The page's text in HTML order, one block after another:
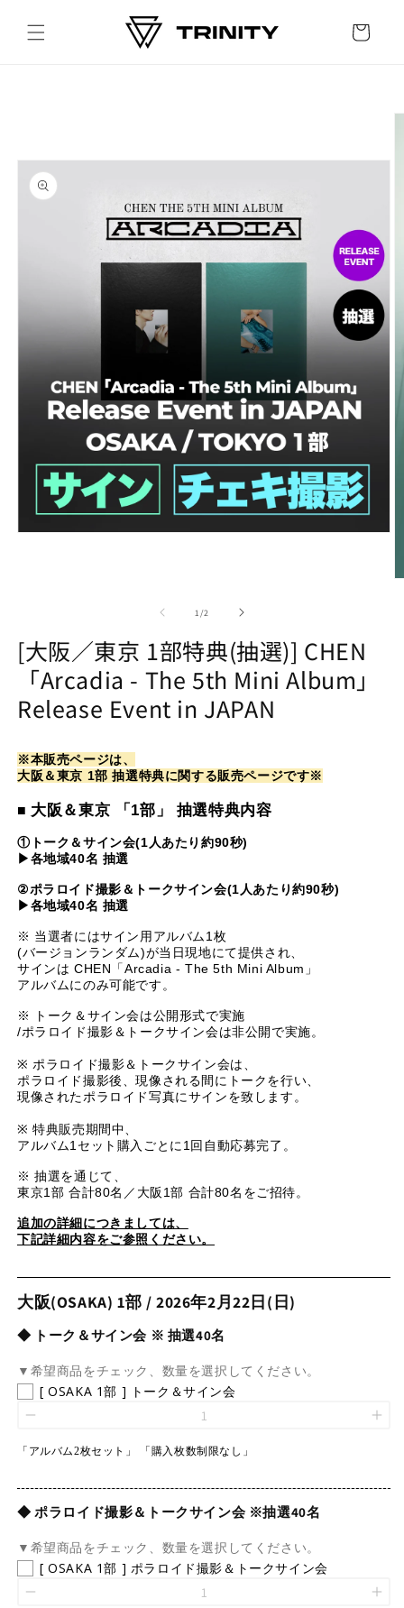
content
Cart
1 /of2
[大阪／東京 1部特典(抽選)] CHEN
「Arcadia - The 5th Mini Album」
Release Event in JAPAN
※本販売ページは、
大阪＆東京 1部 抽選特典に関する販売ページです※
■ 大阪＆東京 「1部」 抽選特典内容
①トーク＆サイン会(1人あたり約90秒)
▶各地域40名 抽選
②ポラロイド撮影＆トークサイン会(1人あたり約90秒)
▶各地域40名 抽選
※ 当選者にはサイン用アルバム1枚
(バージョンランダム)が当日現地にて提供され、
サインは CHEN「Arcadia - The 5th Mini Album」
アルバムにのみ可能です。
※ トーク＆サイン会は公開形式で実施
/ポラロイド撮影＆トークサイン会は非公開で実施。
※ ポラロイド撮影＆トークサイン会は、
ポラロイド撮影後、現像される間にトークを行い、
現像されたポラロイド写真にサインを致します。
※ 特典販売期間中、
アルバム1セット購入ごとに1回自動応募完了。
※ 抽選を通じて、
東京1部 合計80名／大阪1部 合計80名をご招待。
追加の詳細につきましては、
下記詳細内容をご参照ください。
大阪(OSAKA) 1部 / 2026年2月22日(日)
◆ トーク＆サイン会 ※ 抽選40名
▼希望商品をチェック、数量を選択してください。
[ OSAKA 1部 ] トーク＆サイン会
「アルバム2枚セット」 「購入枚数制限なし」
◆ ポラロイド撮影＆トークサイン会 ※抽選40名
▼希望商品をチェック、数量を選択してください。
[ OSAKA 1部 ] ポラロイド撮影＆トークサイン会